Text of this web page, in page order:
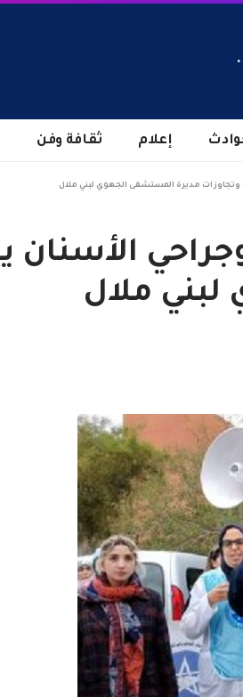
إعلام ثقافة وفن
مديرة المستشفى الجهوي لبني ملال
ملال